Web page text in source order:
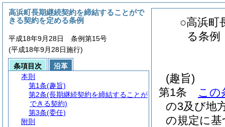
○高浜町
る条例
(趣旨)
第1条
この
の3及び地
の規定に
高浜町長期継続契約を締結することがで
きる契約を定める条例
平成18年9月28日 条例第15号
(平成18年9月28日施行)
条項目次
沿革
本則
第1条(趣旨)
第2条(長期継続契約を締結することが
できる契約)
第3条(委任)
附則